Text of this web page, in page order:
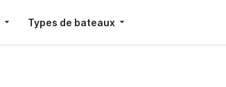
Types de bateaux